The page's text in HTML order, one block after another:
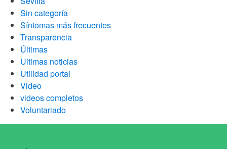
Sin categoría
Síntomas más frecuentes
Transparencia
Últimas
Ultimas noticias
Utilidad portal
Video
videos completos
Voluntariado